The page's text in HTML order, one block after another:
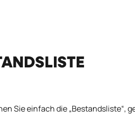
Sie einfach die „Bestandsliste“,